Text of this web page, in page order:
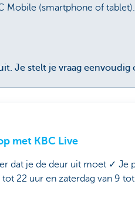
Mobile (smartphone of tablet).
Je stelt je vraag eenvoudig
met KBC Live
dat je de deur uit moet ✓ Je
22 uur en zaterdag van 9 tot